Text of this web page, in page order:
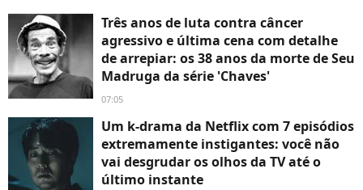
Três anos de luta contra câncer
agressivo e última cena com detalhe
de arrepiar: os 38 anos da morte de Seu
Madruga da série 'Chaves'
07:05
Um k-drama da Netflix com 7 episódios
extremamente instigantes: você não
vai desgrudar os olhos da TV até o
último instante